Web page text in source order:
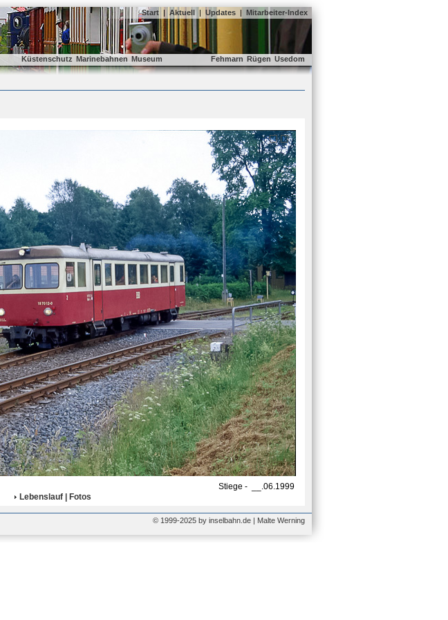
Start | Aktuell | Updates | Mitarbeiter-Index
Küstenschutz Marinebahnen Museum Fehmarn Rügen Usedom
Stiege - __.06.1999
Lebenslauf | Fotos
© 1999-2025 by inselbahn.de | Malte Werning